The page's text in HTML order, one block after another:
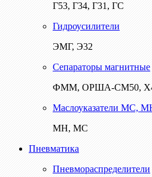
Г53, Г34, Г31, ГС
Гидроусилители
ЭМГ, Э32
Сепараторы магнитные
ФММ, ОРША-СМ50,
Маслоуказатели МС,
МН, МС
Пневматика
Пневмораспределители